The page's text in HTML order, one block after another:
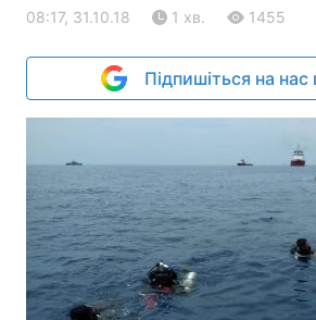
08:17, 31.10.18 1 хв. 1455
Підпишіться на нас